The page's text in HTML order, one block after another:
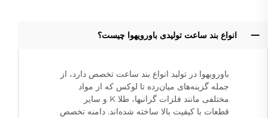
انواع بند ساعت تولیدی باورویهوا چیست؟
باورویهوا در تولید انواع بند ساعت تخصص دارد، از
جمله گزینه‌های میان‌رده تا لوکس که از مواد
مختلفی مانند فلزات گرانبها، طلا K و سایر
قطعات با کیفیت بالا ساخته شده‌اند. دامنه تخصص